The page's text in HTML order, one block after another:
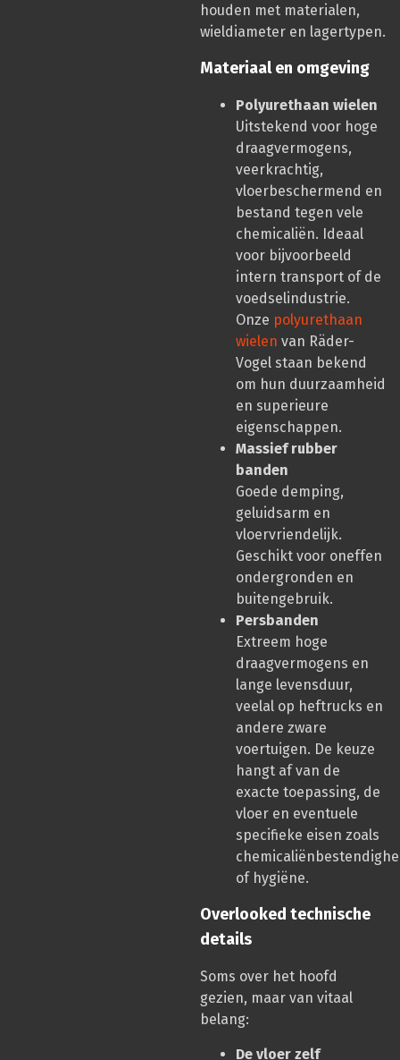
houden met materialen,
wieldiameter en lagertypen.
Materiaal en omgeving
Polyurethaan wielen
Uitstekend voor hoge
draagvermogens,
veerkrachtig,
vloerbeschermend en
bestand tegen vele
chemicaliën. Ideaal
voor bijvoorbeeld
intern transport of de
voedselindustrie.
Onze polyurethaan
wielen van Räder-
Vogel staan bekend
om hun duurzaamheid
en superieure
eigenschappen.
Massief rubber
banden
Goede demping,
geluidsarm en
vloervriendelijk.
Geschikt voor oneffen
ondergronden en
buitengebruik.
Persbanden
Extreem hoge
draagvermogens en
lange levensduur,
veelal op heftrucks en
andere zware
voertuigen. De keuze
hangt af van de
exacte toepassing, de
vloer en eventuele
specifieke eisen zoals
of hygiëne.
Overlooked technische
details
Soms over het hoofd
gezien, maar van vitaal
belang:
De vloer zelf